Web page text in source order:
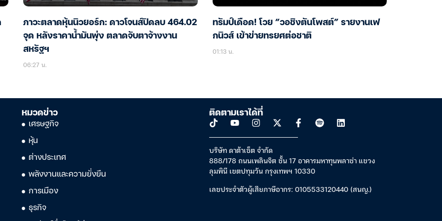
ภาวะตลาดหุ้นนิวยอร์ก: ดาวโจนส์ปิดลบ 464.02
จุด หลังราคาน้ำมันพุ่ง ตลาดจับตาจ้างงาน
สหรัฐฯ
06:27 น.
ทรัมป์เดือด! โวย “วอชิงตันโพสต์” รายงานเฟ
กนิวส์ เข้าข่ายทรยศต่อชาติ
01:13 น.
หมวดข่าว
เศรษฐกิจ
หุ้น
ต่างประเทศ
พลังงานและความยั่งยืน
การเมือง
ธุรกิจ
ติดตามเราได้ที่
บริษัท ดาต้าเซ็ต จำกัด
888/178 ถนนเพลินจิต ชั้น 17 อาคารมหาทุนพลาซ่า แขวง
ลุมพินี เขตปทุมวัน กรุงเทพฯ 10330
เลขประจำตัวผู้เสียภาษีอากร: 0105533120440 (สนญ.)